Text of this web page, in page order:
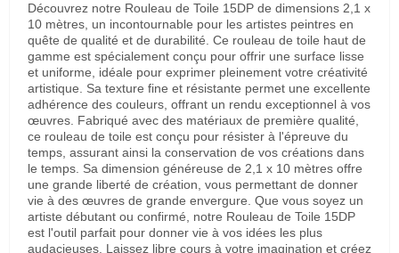
Découvrez notre Rouleau de Toile 15DP de dimensions 2,1 x
10 mètres, un incontournable pour les artistes peintres en
quête de qualité et de durabilité. Ce rouleau de toile haut de
gamme est spécialement conçu pour offrir une surface lisse
et uniforme, idéale pour exprimer pleinement votre créativité
artistique. Sa texture fine et résistante permet une excellente
adhérence des couleurs, offrant un rendu exceptionnel à vos
œuvres. Fabriqué avec des matériaux de première qualité,
ce rouleau de toile est conçu pour résister à l'épreuve du
temps, assurant ainsi la conservation de vos créations dans
le temps. Sa dimension généreuse de 2,1 x 10 mètres offre
une grande liberté de création, vous permettant de donner
vie à des œuvres de grande envergure. Que vous soyez un
artiste débutant ou confirmé, notre Rouleau de Toile 15DP
est l'outil parfait pour donner vie à vos idées les plus
audacieuses. Laissez libre cours à votre imagination et créez